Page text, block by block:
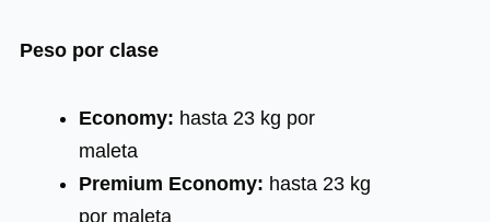
Peso por clase
Economy: hasta 23 kg por
maleta
Premium Economy: hasta 23 kg
por maleta